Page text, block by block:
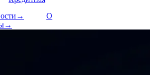
→
О
→